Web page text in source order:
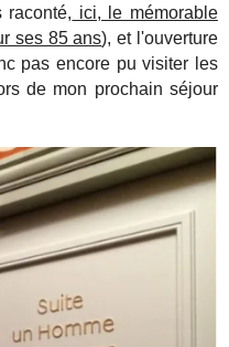
ici, le mémorable
ses 85 ans), et l'ouverture
pas encore pu visiter les
de mon prochain séjour